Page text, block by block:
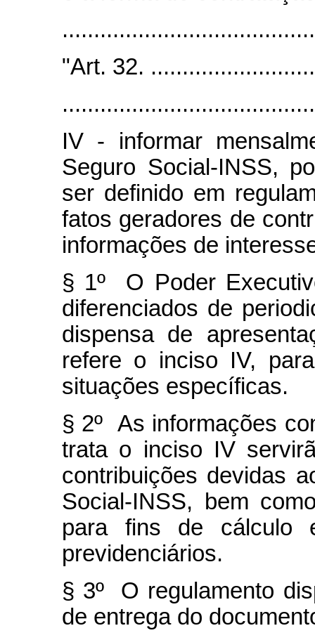
"Art. 32.
IV - informar
Seguro Social-INSS,
ser definido em
fatos geradores de
informações de
§ 1º O Poder
diferenciados de
dispensa de
refere o inciso IV,
situações específicas.
§ 2º As informações
trata o inciso IV
contribuições devidas
Social-INSS, bem
para fins de cálculo
previdenciários.
§ 3º O regulamento
de entrega do